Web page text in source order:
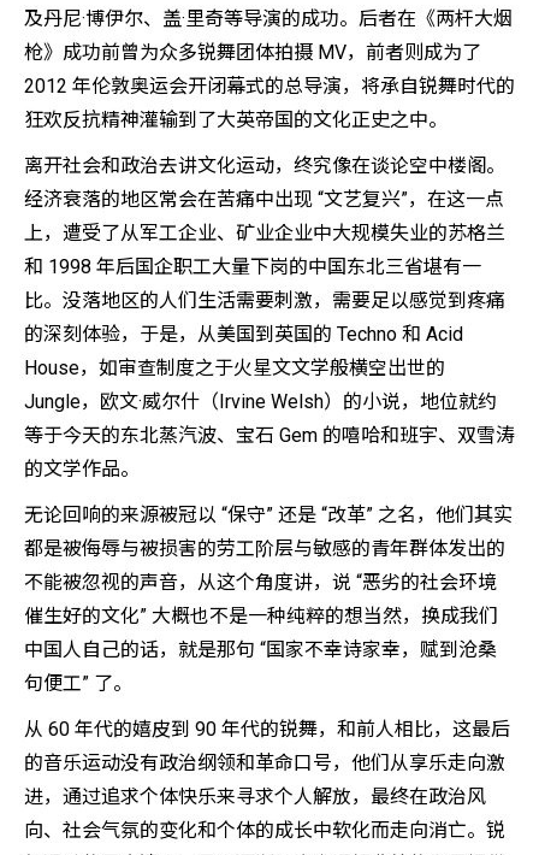
及丹尼·博伊尔、盖·里奇等导演的成功。后者在《两杆大烟
枪》成功前曾为众多锐舞团体拍摄 MV，前者则成为了
2012 年伦敦奥运会开闭幕式的总导演，将承自锐舞时代的
狂欢反抗精神灌输到了大英帝国的文化正史之中。
离开社会和政治去讲文化运动，终究像在谈论空中楼阁。
经济衰落的地区常会在苦痛中出现 “文艺复兴”，在这一点
上，遭受了从军工企业、矿业企业中大规模失业的苏格兰
和 1998 年后国企职工大量下岗的中国东北三省堪有一
比。没落地区的人们生活需要刺激，需要足以感觉到疼痛
的深刻体验，于是，从美国到英国的 Techno 和 Acid
House，如审查制度之于火星文文学般横空出世的
Jungle，欧文·威尔什（Irvine Welsh）的小说，地位就约
等于今天的东北蒸汽波、宝石 Gem 的嘻哈和班宇、双雪涛
的文学作品。
无论回响的来源被冠以 “保守” 还是 “改革” 之名，他们其实
都是被侮辱与被损害的劳工阶层与敏感的青年群体发出的
不能被忽视的声音，从这个角度讲，说 “恶劣的社会环境
催生好的文化” 大概也不是一种纯粹的想当然，换成我们
中国人自己的话，就是那句 “国家不幸诗家幸，赋到沧桑
句便工” 了。
从 60 年代的嬉皮到 90 年代的锐舞，和前人相比，这最后
的音乐运动没有政治纲领和革命口号，他们从享乐走向激
进，通过追求个体快乐来寻求个人解放，最终在政治风
向、社会气氛的变化和个体的成长中软化而走向消亡。锐